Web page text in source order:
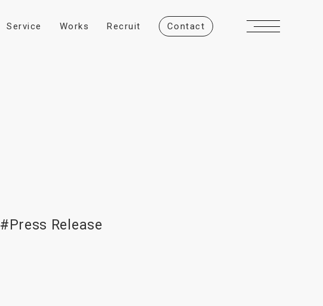
Service Works Recruit Contact
#Press Release